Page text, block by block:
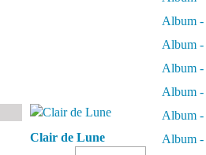
Clair de Lune
Album -
Album -
Album -
Album -
Album -
Album -